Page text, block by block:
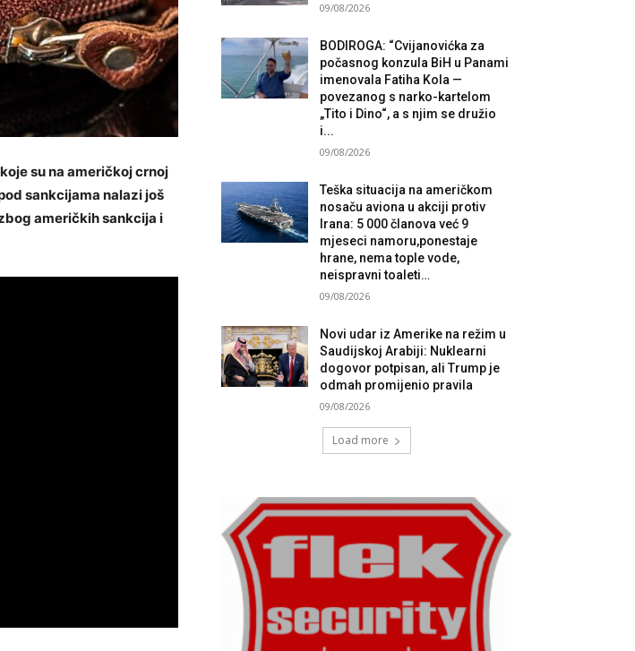
su na američkoj crnoj
sankcijama nalazi još
američkih sankcija i
09/08/2026
BODIROGA: “Cvijanovićka za
počasnog konzula BiH u Panami
imenovala Fatiha Kola —
povezanog s narko-kartelom
„Tito i Dino“, a s njim se družio
i...
09/08/2026
Teška situacija na američkom
nosaču aviona u akciji protiv
Irana: 5 000 članova već 9
mjeseci namoru,ponestaje
hrane, nema tople vode,
neispravni toaleti…
09/08/2026
Novi udar iz Amerike na režim u
Saudijskoj Arabiji: Nuklearni
dogovor potpisan, ali Trump je
odmah promijenio pravila
09/08/2026
Load more